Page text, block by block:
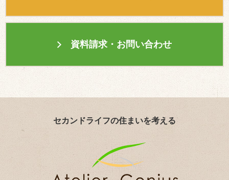
資料請求・お問い合わせ
セカンドライフの住まいを考える